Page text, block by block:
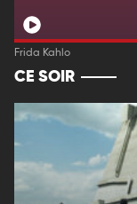
Frida Kahlo
CE SOIR